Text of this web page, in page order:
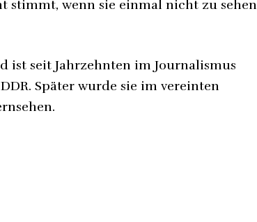
stimmt, wenn sie einmal nicht zu sehen
ist seit Jahrzehnten im Journalismus
Später wurde sie im vereinten